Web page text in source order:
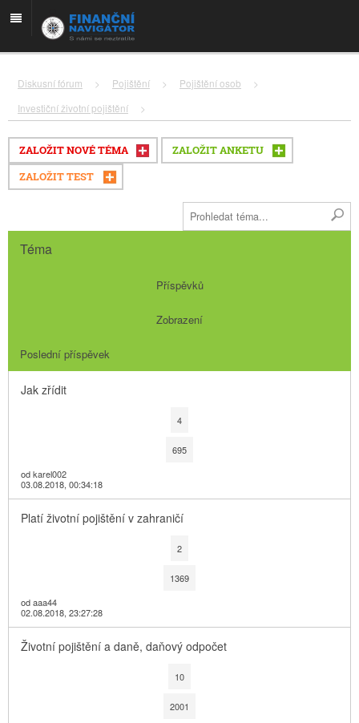
Diskusní fórum > Pojištění > Pojištění osob
>
Investiční životní pojištění
>
ZALOŽIT NOVÉ TÉMA ZALOŽIT ANKETU
ZALOŽIT TEST
Téma
Příspěvků
Zobrazení
Poslední příspěvek
Jak zřídit
4
695
od karel002
03.08.2018, 00:34:18
Platí životní pojištění v zahraničí
2
1369
od aaa44
02.08.2018, 23:27:28
Životní pojištění a daně, daňový odpočet
10
2001